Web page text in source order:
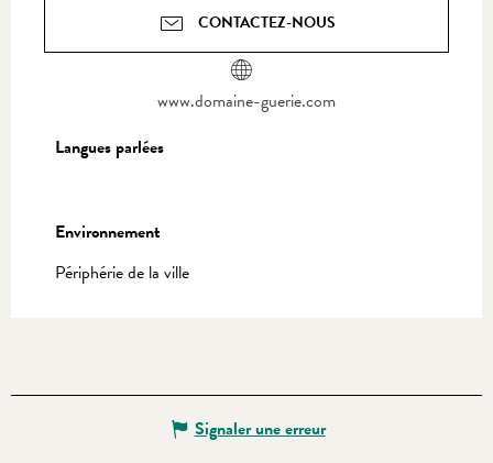
CONTACTEZ-NOUS
www.domaine-guerie.com
Langues parlées
Langues parlées
Environnement
Environnement
Périphérie de la ville
Signaler une erreur